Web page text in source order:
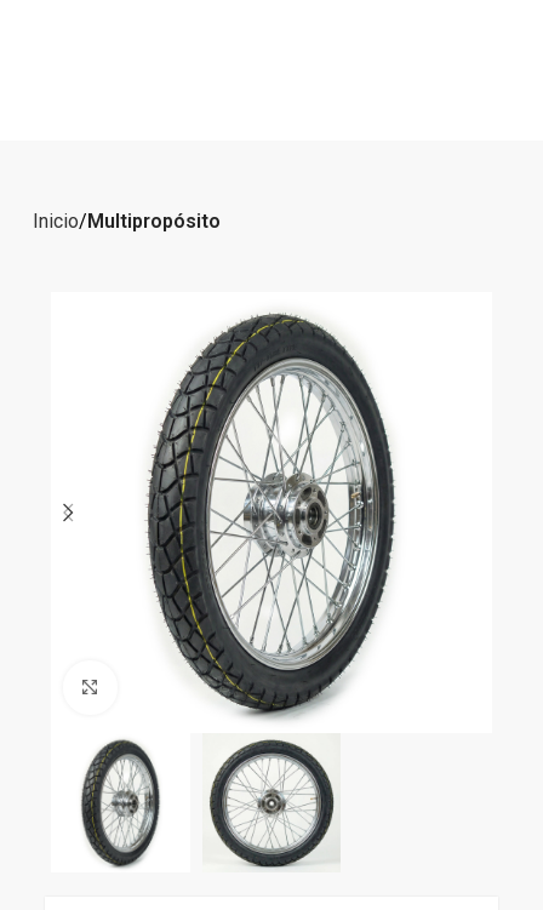
Inicio Multipropósito
Clic para ampliar